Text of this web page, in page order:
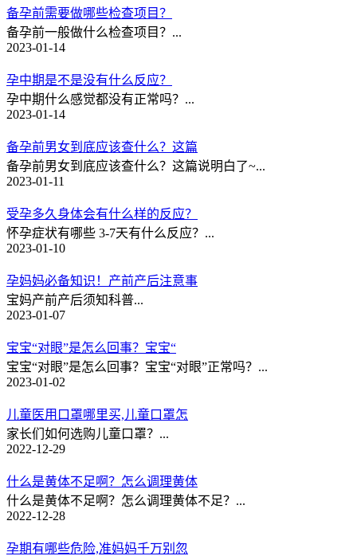
备孕前需要做哪些检查项目？
备孕前一般做什么检查项目？...
2023-01-14
孕中期是不是没有什么反应？
孕中期什么感觉都没有正常吗？...
2023-01-14
备孕前男女到底应该查什么？这篇
备孕前男女到底应该查什么？这篇说明白了~...
2023-01-11
受孕多久身体会有什么样的反应？
怀孕症状有哪些 3-7天有什么反应？...
2023-01-10
孕妈妈必备知识！产前产后注意事
宝妈产前产后须知科普...
2023-01-07
宝宝“对眼”是怎么回事？宝宝“
宝宝“对眼”是怎么回事？宝宝“对眼”正常吗？...
2023-01-02
儿童医用口罩哪里买,儿童口罩怎
家长们如何选购儿童口罩？...
2022-12-29
什么是黄体不足啊？怎么调理黄体
什么是黄体不足啊？怎么调理黄体不足？...
2022-12-28
孕期有哪些危险,准妈妈千万别忽